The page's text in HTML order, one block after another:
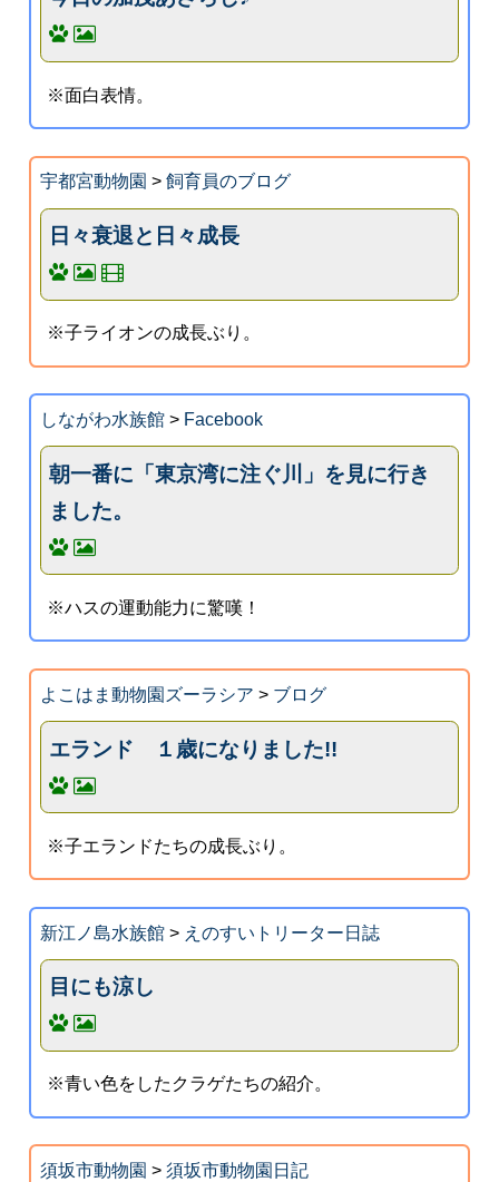
※面白表情。
宇都宮動物園 > 飼育員のブログ
日々衰退と日々成長
※子ライオンの成長ぶり。
しながわ水族館> Facebook
朝一番に「東京湾に注ぐ川」を見に行き
ました。
※ハスの運動能力に驚嘆！
よこはま動物園ズーラシア > ブログ
エランド １歳になりました!!
※子エランドたちの成長ぶり。
新江ノ島水族館> えのすいトリーター日誌
目にも涼し
※青い色をしたクラゲたちの紹介。
須坂市動物園 > 須坂市動物園日記